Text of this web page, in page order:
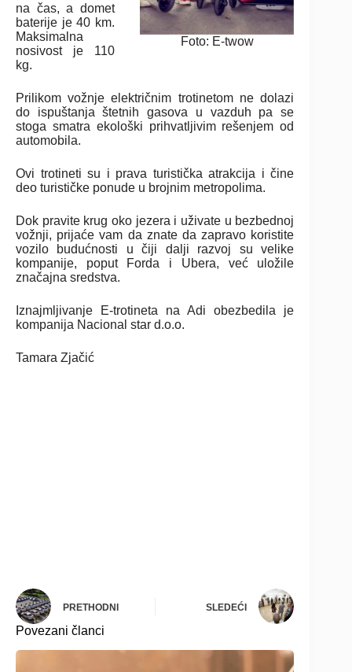
Foto: E-twow
na čas, a domet
baterije je 40 km.
Maksimalna
nosivost je 110
kg.
Prilikom vožnje električnim trotinetom ne dolazi
do ispuštanja štetnih gasova u vazduh pa se
stoga smatra ekološki prihvatljivim rešenjem od
automobila.
Ovi trotineti su i prava turistička atrakcija i čine
deo turističke ponude u brojnim metropolima.
Dok pravite krug oko jezera i uživate u bezbednoj
vožnji, prijaće vam da znate da zapravo koristite
vozilo budućnosti u čiji dalji razvoj su velike
kompanije, poput Forda i Ubera, već uložile
značajna sredstva.
Iznajmljivanje E-trotineta na Adi obezbedila je
kompanija Nacional star d.o.o.
Tamara Zjačić
PRETHODNI SLEDEĆI
Povezani članci